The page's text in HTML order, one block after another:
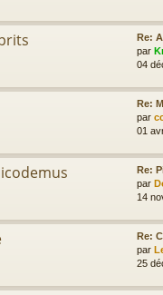
Re:
par
04
Re:
par
01
Re:
par
14
Re:
par
25